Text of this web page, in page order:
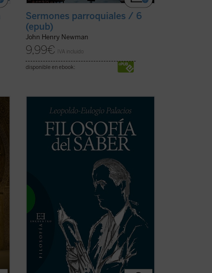
Sermones parroquiales / 6
(epub)
John Henry Newman
9,99€ IVA incluido
disponible en ebook:
Filosofía del Saberde Leopoldo-
Eulogio Palacios es una investigación
personal, pero sistemática, sobre el
conocimiento científico y técnico en sus
aspectos filosóficos. Su primera parte
(ver ficha)